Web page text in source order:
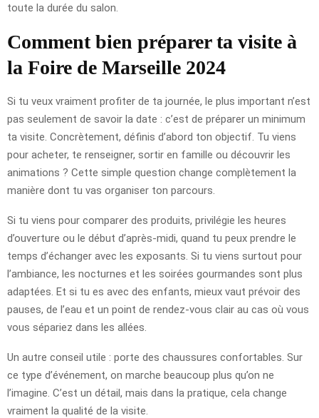
toute la durée du salon.
Comment bien préparer ta visite à
la Foire de Marseille 2024
Si tu veux vraiment profiter de ta journée, le plus important n’est
pas seulement de savoir la date : c’est de préparer un minimum
ta visite. Concrètement, définis d’abord ton objectif. Tu viens
pour acheter, te renseigner, sortir en famille ou découvrir les
animations ? Cette simple question change complètement la
manière dont tu vas organiser ton parcours.
Si tu viens pour comparer des produits, privilégie les heures
d’ouverture ou le début d’après-midi, quand tu peux prendre le
temps d’échanger avec les exposants. Si tu viens surtout pour
l’ambiance, les nocturnes et les soirées gourmandes sont plus
adaptées. Et si tu es avec des enfants, mieux vaut prévoir des
pauses, de l’eau et un point de rendez-vous clair au cas où vous
vous sépariez dans les allées.
Un autre conseil utile : porte des chaussures confortables. Sur
ce type d’événement, on marche beaucoup plus qu’on ne
l’imagine. C’est un détail, mais dans la pratique, cela change
vraiment la qualité de la visite.